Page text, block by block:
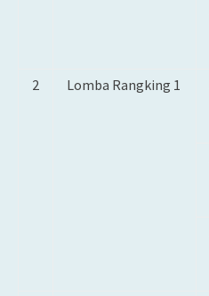
2 Lomba Rangking 1